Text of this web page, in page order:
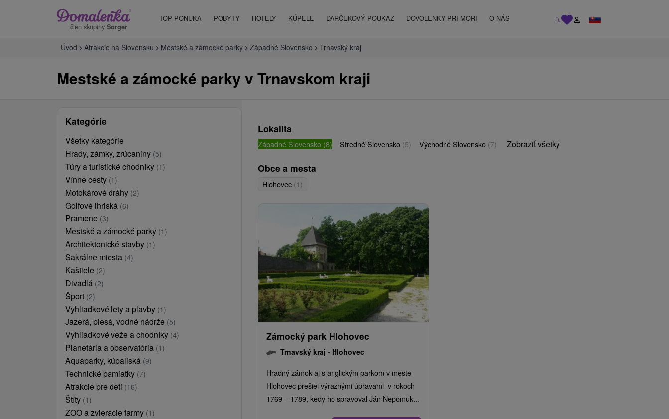
člen skupiny Sorger
TOP PONUKA POBYTY HOTELY KÚPELE DARČEKOVÝ POUKAZ DOVOLENKY PRI MORI O NÁS
Úvod Atrakcie na Slovensku Mestské a zámocké parky Západné Slovensko Trnavský kraj
Mestské a zámocké parky v Trnavskom kraji
Kategórie
Všetky kategórie
Hrady, zámky, zrúcaniny (5)
Túry a turistické chodníky (1)
Vínne cesty (1)
Motokárové dráhy (2)
Golfové ihriská (6)
Pramene (3)
Mestské a zámocké parky (1)
Architektonické stavby (1)
Sakrálne miesta (4)
Kaštiele (2)
Divadlá (2)
Šport (2)
Vyhliadkové lety a plavby (1)
Jazerá, plesá, vodné nádrže (5)
Vyhliadkové veže a chodníky (4)
Planetária a observatória (1)
Aquaparky, kúpaliská (9)
Technické pamiatky (7)
Atrakcie pre deti (16)
Štíty (1)
ZOO a zvieracie farmy (1)
Lokalita
Západné Slovensko (8) Stredné Slovensko (5) Východné Slovensko (7) Zobraziť všetky
Obce a mesta
Hlohovec (1)
Zámocký park Hlohovec
Trnavský kraj - Hlohovec
Hradný zámok aj s anglickým parkom v meste
Hlohovec prešiel výraznými úpravami v rokoch
1769 – 1789, kedy ho spravoval Ján Nepomuk...